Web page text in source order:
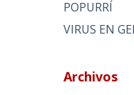
POPURRÍ
VIRUS EN
Archivos